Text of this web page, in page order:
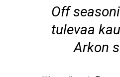
Off
tulevaa
Arkon